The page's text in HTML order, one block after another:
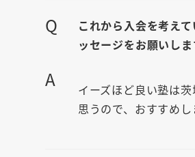
Q
これから入会を考え
ッセージをお願いしま
A
イーズほど良い塾は
思うので、おすすめし